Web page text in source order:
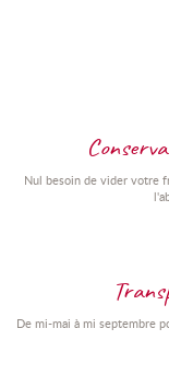
Nul besoin de vider votre
De mi-mai à mi septembre